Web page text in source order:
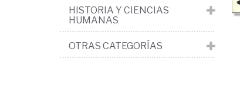
HISTORIA Y CIENCIAS
HUMANAS
OTRAS CATEGORÍAS